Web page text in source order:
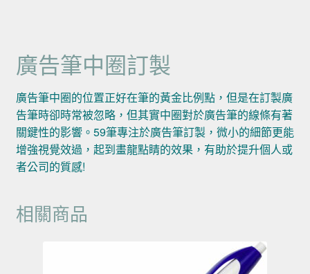
廣告筆中圈訂製
廣告筆中圈的位置正好在筆的黃金比例點，但是在訂製廣
告筆時卻時常被忽略，但其實中圈對於廣告筆的線條有著
關鍵性的影響。59筆專注於廣告筆訂製，微小的細節更能
增強視覺效過，起到畫龍點睛的效果，有助於提升個人或
者公司的質感!
相關商品